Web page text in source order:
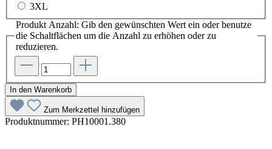
3XL
Produkt Anzahl: Gib den gewünschten Wert ein oder benutze
die Schaltflächen um die Anzahl zu erhöhen oder zu
reduzieren.
In den Warenkorb
Zum Merkzettel hinzufügen
Produktnummer: PH10001.380